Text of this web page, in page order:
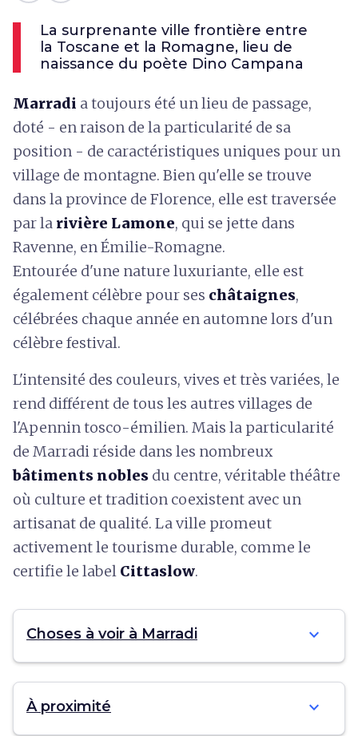
La surprenante ville frontière entre
la Toscane et la Romagne, lieu de
naissance du poète Dino Campana
Marradi a toujours été un lieu de passage,
doté - en raison de la particularité de sa
position - de caractéristiques uniques pour un
village de montagne. Bien qu'elle se trouve
dans la province de Florence, elle est traversée
par la rivière Lamone, qui se jette dans
Ravenne, en Émilie-Romagne.
Entourée d'une nature luxuriante, elle est
également célèbre pour ses châtaignes,
célébrées chaque année en automne lors d'un
célèbre festival.
L'intensité des couleurs, vives et très variées, le
rend différent de tous les autres villages de
l'Apennin tosco-émilien. Mais la particularité
de Marradi réside dans les nombreux
bâtiments nobles du centre, véritable théâtre
où culture et tradition coexistent avec un
artisanat de qualité. La ville promeut
activement le tourisme durable, comme le
certifie le label Cittaslow.
Choses à voir à Marradi expand_more
À proximité expand_more